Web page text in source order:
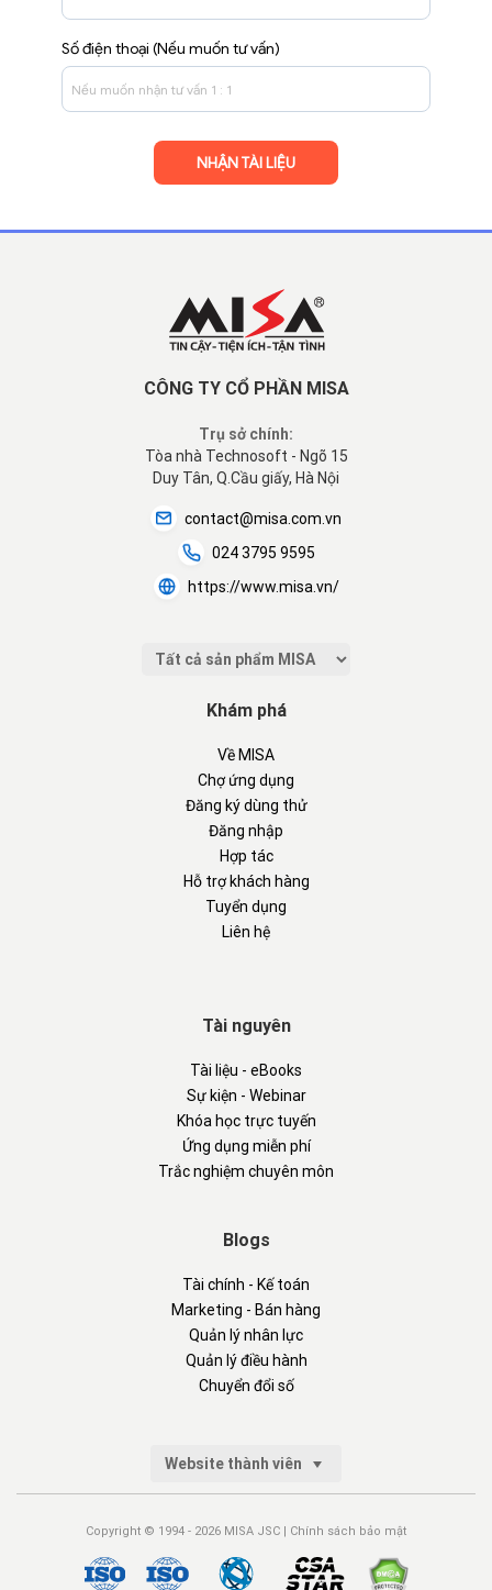
Số điện thoại (Nếu muốn tư vấn)
CÔNG TY CỔ PHẦN MISA
Trụ sở chính:
Tòa nhà Technosoft - Ngõ 15
Duy Tân, Q.Cầu giấy, Hà Nội
contact@misa.com.vn
024 3795 9595
https://www.misa.vn/
Khám phá
Về MISA
Chợ ứng dụng
Đăng ký dùng thử
Đăng nhập
Hợp tác
Hỗ trợ khách hàng
Tuyển dụng
Liên hệ
Tài nguyên
Tài liệu - eBooks
Sự kiện - Webinar
Khóa học trực tuyến
Ứng dụng miễn phí
Trắc nghiệm chuyên môn
Blogs
Tài chính - Kế toán
Marketing - Bán hàng
Quản lý nhân lực
Quản lý điều hành
Chuyển đổi số
Website thành viên
Copyright © 1994 - 2026 MISA JSC | Chính sách bảo mật